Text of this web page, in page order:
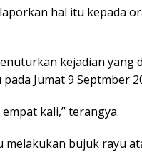
hal itu kepada
kejadian yang
Jumat 9 Septmber
kali,” terangya.
melakukan bujuk rayu